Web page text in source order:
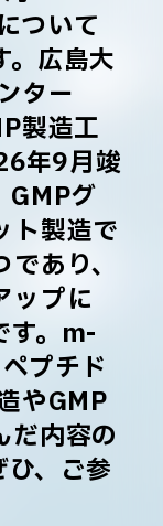
ついて
。広島大
ター
製造工
年9月竣
GMPグ
ト製造で
あり、
ップに
す。m-
プチド
やGMP
だ内容の
、ご参